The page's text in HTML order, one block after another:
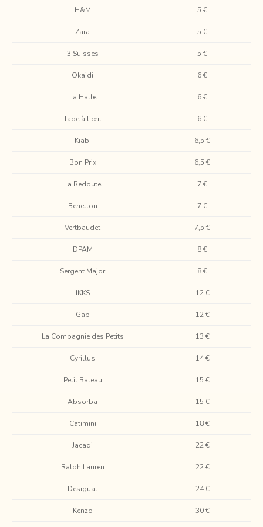
H&M 5 €
Zara 5 €
3 Suisses 5 €
Okaidi 6 €
La Halle 6 €
Tape à l’œil 6 €
Kiabi 6,5 €
Bon Prix 6,5 €
La Redoute 7 €
Benetton 7 €
Vertbaudet 7,5 €
DPAM 8 €
Sergent Major 8 €
IKKS 12 €
Gap 12 €
La Compagnie des Petits 13 €
Cyrillus 14 €
Petit Bateau 15 €
Absorba 15 €
Catimini 18 €
Jacadi 22 €
Ralph Lauren 22 €
Desigual 24 €
Kenzo 30 €